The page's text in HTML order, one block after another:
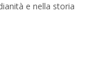
e nella storia